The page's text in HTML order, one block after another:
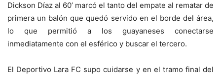
Dickson Díaz al 60’ marcó el tanto del empate al rematar de
primera un balón que quedó servido en el borde del área,
lo que permitió a los guayaneses conectarse
inmediatamente con el esférico y buscar el tercero.
El Deportivo Lara FC supo cuidarse y en el tramo final del